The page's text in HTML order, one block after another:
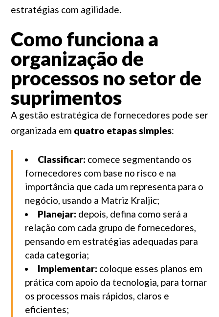
estratégias com agilidade.
Como funciona a
organização de
processos no setor de
suprimentos
A gestão estratégica de fornecedores pode ser
organizada em quatro etapas simples:
Classificar: comece segmentando os
fornecedores com base no risco e na
importância que cada um representa para o
negócio, usando a Matriz Kraljic;
Planejar: depois, defina como será a
relação com cada grupo de fornecedores,
pensando em estratégias adequadas para
cada categoria;
Implementar: coloque esses planos em
prática com apoio da tecnologia, para tornar
os processos mais rápidos, claros e
eficientes;